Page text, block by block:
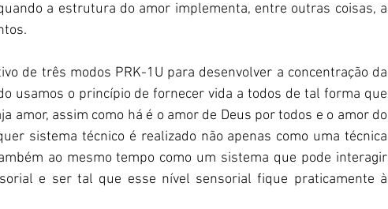
a estrutura do amor implementa, entre outras coisas, a
de três modos PRK-1U para desenvolver a concentração da
usamos o princípio de fornecer vida a todos de tal forma que
amor, assim como há é o amor de Deus por todos e o amor do
sistema técnico é realizado não apenas como uma técnica
ao mesmo tempo como um sistema que pode interagir
e ser tal que esse nível sensorial fique praticamente à